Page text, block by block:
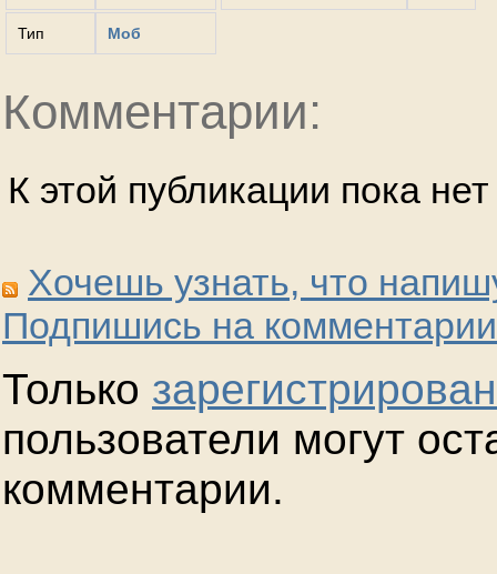
Тип Моб
Комментарии:
К этой публикации пока
Хочешь узнать, что
Подпишись на
Только
пользователи могут
комментарии.